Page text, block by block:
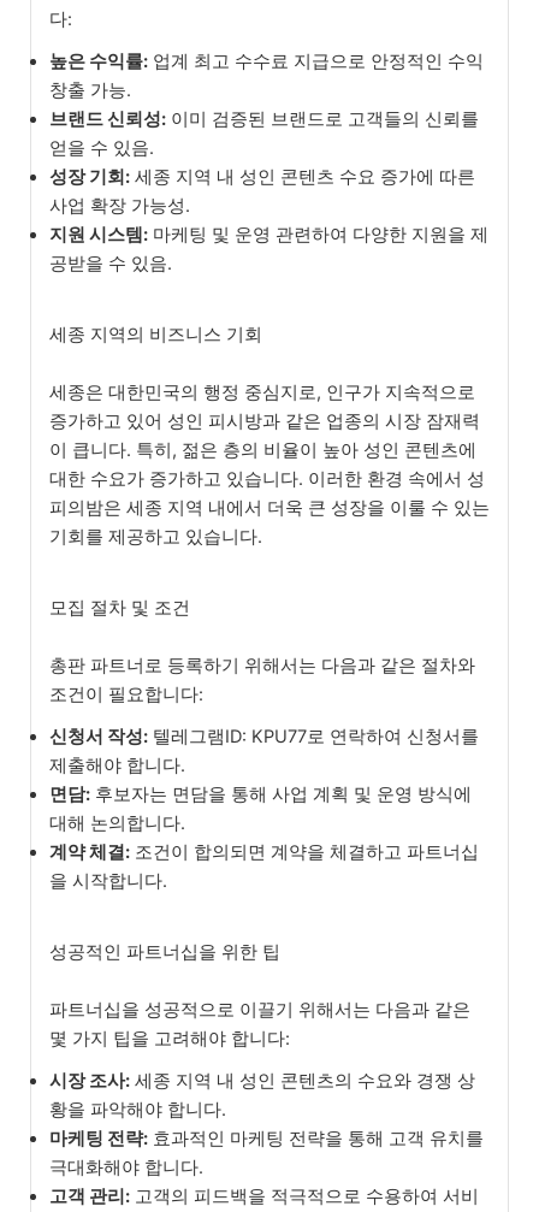
다:
높은 수익률: 업계 최고 수수료 지급으로 안정적인 수익
창출 가능.
브랜드 신뢰성: 이미 검증된 브랜드로 고객들의 신뢰를
얻을 수 있음.
성장 기회: 세종 지역 내 성인 콘텐츠 수요 증가에 따른
사업 확장 가능성.
지원 시스템: 마케팅 및 운영 관련하여 다양한 지원을 제
공받을 수 있음.
세종 지역의 비즈니스 기회
세종은 대한민국의 행정 중심지로, 인구가 지속적으로
증가하고 있어 성인 피시방과 같은 업종의 시장 잠재력
이 큽니다. 특히, 젊은 층의 비율이 높아 성인 콘텐츠에
대한 수요가 증가하고 있습니다. 이러한 환경 속에서 성
피의밤은 세종 지역 내에서 더욱 큰 성장을 이룰 수 있는
기회를 제공하고 있습니다.
모집 절차 및 조건
총판 파트너로 등록하기 위해서는 다음과 같은 절차와
조건이 필요합니다:
신청서 작성: 텔레그램ID: KPU77로 연락하여 신청서를
제출해야 합니다.
면담: 후보자는 면담을 통해 사업 계획 및 운영 방식에
대해 논의합니다.
계약 체결: 조건이 합의되면 계약을 체결하고 파트너십
을 시작합니다.
성공적인 파트너십을 위한 팁
파트너십을 성공적으로 이끌기 위해서는 다음과 같은
몇 가지 팁을 고려해야 합니다:
시장 조사: 세종 지역 내 성인 콘텐츠의 수요와 경쟁 상
황을 파악해야 합니다.
마케팅 전략: 효과적인 마케팅 전략을 통해 고객 유치를
극대화해야 합니다.
고객 관리: 고객의 피드백을 적극적으로 수용하여 서비